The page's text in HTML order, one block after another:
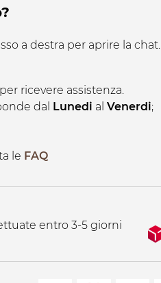
a destra per aprire la chat.
ricevere assistenza.
dal
Lunedi al Venerdi;
le FAQ
entro 3-5 giorni